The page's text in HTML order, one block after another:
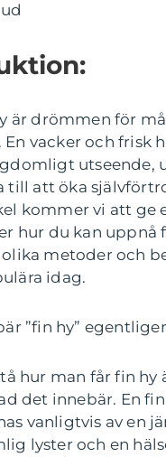
är drömmen för
En vacker och frisk
utseende,
till att öka
kommer vi att ge
hur du kan uppnå
olika metoder och
idag.
”fin hy”
hur man får fin hy
det innebär. En
vanligtvis av en
lyster och en